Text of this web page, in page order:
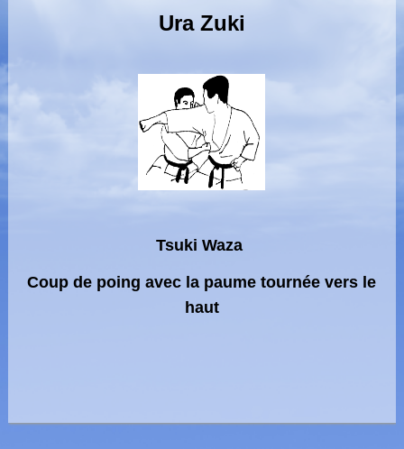
Ura Zuki
Tsuki Waza
Coup de poing avec la paume tournée vers le
haut